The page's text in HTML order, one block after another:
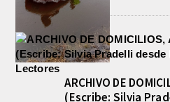
ARCHIVO DE
(Escribe: Silvia